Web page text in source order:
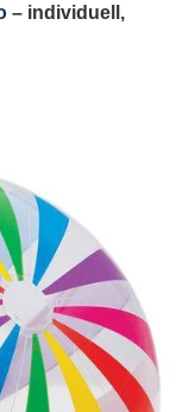
– individuell,